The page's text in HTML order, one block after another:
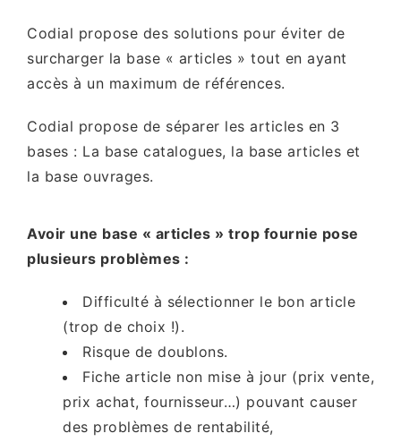
Codial propose des solutions pour éviter de
surcharger la base « articles » tout en ayant
accès à un maximum de références.
Codial propose de séparer les articles en 3
bases : La base catalogues, la base articles et
la base ouvrages.
Avoir une base « articles » trop fournie pose
plusieurs problèmes :
Difficulté à sélectionner le bon article
(trop de choix !).
Risque de doublons.
Fiche article non mise à jour (prix vente,
prix achat, fournisseur…) pouvant causer
des problèmes de rentabilité,